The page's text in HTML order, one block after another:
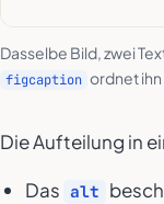
Dasselbe Bild, zwei
figcaption ordnet
Die Aufteilung in
Das alt